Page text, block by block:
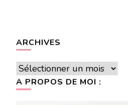
ARCHIVES
Archives
A PROPOS DE MOI :